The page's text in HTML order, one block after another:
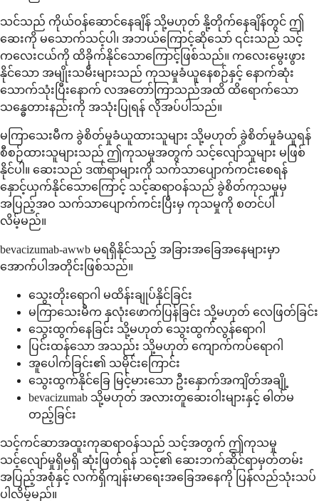
သင်သည် ကိုယ်ဝန်ဆောင်နေချိန် သို့မဟုတ် နို့တိုက်နေချိန်တွင် ဤ
ဆေးကို မသောက်သင့်ပါ၊ အဘယ်ကြောင့်ဆိုသော် ၎င်းသည် သင့်
ကလေးငယ်ကို ထိခိုက်နိုင်သောကြောင့်ဖြစ်သည်။ ကလေးမွေးဖွား
နိုင်သော အမျိုးသမီးများသည် ကုသမှုခံယူနေစဉ်နှင့် နောက်ဆုံး
သောက်သုံးပြီးနောက် လအတော်ကြာသည်အထိ ထိရောက်သော
သန္ဓေတားနည်းကို အသုံးပြုရန် လိုအပ်ပါသည်။
မကြာသေးမီက ခွဲစိတ်မှုခံယူထားသူများ သို့မဟုတ် ခွဲစိတ်မှုခံယူရန်
စီစဉ်ထားသူများသည် ဤကုသမှုအတွက် သင့်လျော်သူများ မဖြစ်
နိုင်ပါ။ ဆေးသည် ဒဏ်ရာများကို သက်သာပျောက်ကင်းစေရန်
နှောင့်ယှက်နိုင်သောကြောင့် သင့်ဆရာဝန်သည် ခွဲစိတ်ကုသမှုမှ
အပြည့်အဝ သက်သာပျောက်ကင်းပြီးမှ ကုသမှုကို စတင်ပါ
လိမ့်မည်။
bevacizumab-awwb မရရှိနိုင်သည့် အခြားအခြေအနေများမှာ
အောက်ပါအတိုင်းဖြစ်သည်။
သွေးတိုးရောဂါ မထိန်းချုပ်နိုင်ခြင်း
မကြာသေးမီက နှလုံးဖောက်ပြန်ခြင်း သို့မဟုတ် လေဖြတ်ခြင်း
သွေးထွက်နေခြင်း သို့မဟုတ် သွေးထွက်လွန်ရောဂါ
ပြင်းထန်သော အသည်း သို့မဟုတ် ကျောက်ကပ်ရောဂါ
အူပေါက်ခြင်း၏ သမိုင်းကြောင်း
သွေးထွက်နိုင်ခြေ မြင့်မားသော ဦးနှောက်အကျိတ်အချို့
bevacizumab သို့မဟုတ် အလားတူဆေးဝါးများနှင့် ဓါတ်မ
တည့်ခြင်း
သင့်ကင်ဆာအထူးကုဆရာဝန်သည် သင့်အတွက် ဤကုသမှု
သင့်လျော်မှုရှိမရှိ ဆုံးဖြတ်ရန် သင့်၏ ဆေးဘက်ဆိုင်ရာမှတ်တမ်း
အပြည့်အစုံနှင့် လက်ရှိကျန်းမာရေးအခြေအနေကို ပြန်လည်သုံးသပ်
ပါလိမ့်မည်။